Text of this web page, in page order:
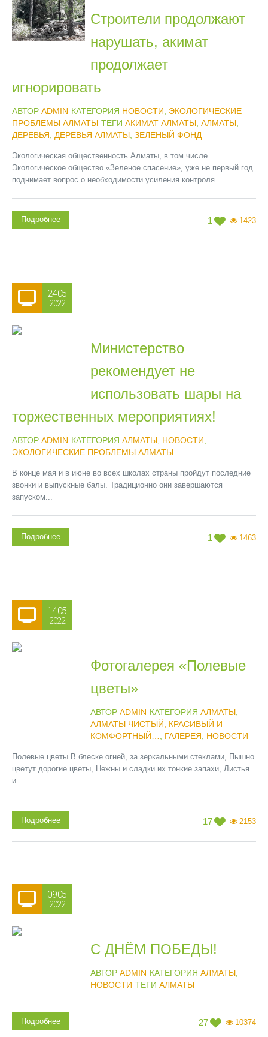
Строители продолжают
нарушать, акимат
продолжает
игнорировать
АВТОР ADMIN КАТЕГОРИЯ НОВОСТИ
ЭКОЛОГИЧЕСКИЕ
ПРОБЛЕМЫ АЛМАТЫ ТЕГИ АКИМАТ АЛМАТЫ АЛМАТЫ
ДЕРЕВЬЯ
ДЕРЕВЬЯ АЛМАТЫ ЗЕЛЕНЫЙ ФОНД
Экологическая общественность Алматы, в том числе
Экологическое общество «Зеленое спасение», уже не первый год
поднимает вопрос о необходимости усиления контроля...
1 1423
Подробнее
24.05
2022
Министерство
рекомендует не
использовать шары на
торжественных мероприятиях!
АВТОР ADMIN КАТЕГОРИЯ АЛМАТЫ НОВОСТИ
ЭКОЛОГИЧЕСКИЕ ПРОБЛЕМЫ АЛМАТЫ
В конце мая и в июне во всех школах страны пройдут последние
звонки и выпускные балы. Традиционно они завершаются
запуском...
1 1463
Подробнее
14.05
2022
Фотогалерея «Полевые
цветы»
АВТОР ADMIN КАТЕГОРИЯ АЛМАТЫ,
АЛМАТЫ ЧИСТЫЙ, КРАСИВЫЙ И
КОМФОРТНЫЙ…
ГАЛЕРЕЯ НОВОСТИ
Полевые цветы В блеске огней, за зеркальными стеклами, Пышно
цветут дорогие цветы, Нежны и сладки их тонкие запахи, Листья
и...
17 2153
Подробнее
09.05
2022
С ДНЁМ ПОБЕДЫ!
АВТОР ADMIN КАТЕГОРИЯ АЛМАТЫ,
НОВОСТИ ТЕГИ АЛМАТЫ
27 10374
Подробнее